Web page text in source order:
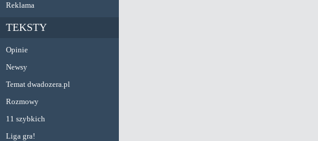
Reklama
TEKSTY
Opinie
Newsy
Temat dwadozera.pl
Rozmowy
11 szybkich
Liga gra!